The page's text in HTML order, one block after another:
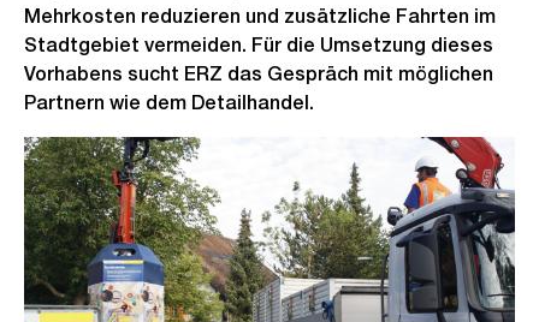
Mehrkosten reduzieren und zusätzliche Fahrten im
Stadtgebiet vermeiden. Für die Umsetzung dieses
Vorhabens sucht ERZ das Gespräch mit möglichen
Partnern wie dem Detailhandel.